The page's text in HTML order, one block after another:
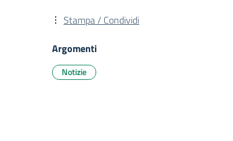
Stampa / Condividi
Argomenti
Notizie